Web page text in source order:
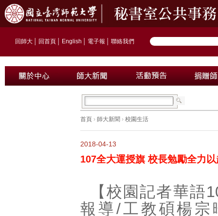
回師大 回首頁 English 電子報 聯絡我們
首頁 › 師大新聞 › 校園生活
2018-04-13
107全大運授旗 校長勉勵全力以
【校園記者華語
報導/工教碩楊宗